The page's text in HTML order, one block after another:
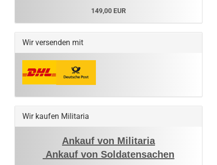
149,00 EUR
Wir versenden mit
Wir kaufen Militaria
Ankauf von Militaria
Ankauf von Soldatensachen